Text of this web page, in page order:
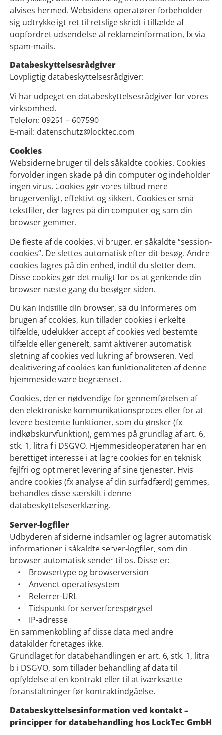
afvises hermed. Websidens operatører forbeholder
sig udtrykkeligt ret til retslige skridt i tilfælde af
uopfordret udsendelse af reklameinformation, fx via
spam-mails.
Databeskyttelsesrådgiver
Lovpligtig databeskyttelsesrådgiver:
Vi har udpeget en databeskyttelsesrådgiver for vores
virksomhed.
Telefon: 09261 – 607590
E-mail: datenschutz@locktec.com
Cookies
Websiderne bruger til dels såkaldte cookies. Cookies
forvolder ingen skade på din computer og indeholder
ingen virus. Cookies gør vores tilbud mere
brugervenligt, effektivt og sikkert. Cookies er små
tekstfiler, der lagres på din computer og som din
browser gemmer.
De fleste af de cookies, vi bruger, er såkaldte “session-
cookies”. De slettes automatisk efter dit besøg. Andre
cookies lagres på din enhed, indtil du sletter dem.
Disse cookies gør det muligt for os at genkende din
browser næste gang du besøger siden.
Du kan indstille din browser, så du informeres om
brugen af cookies, kun tillader cookies i enkelte
tilfælde, udelukker accept af cookies ved bestemte
tilfælde eller generelt, samt aktiverer automatisk
sletning af cookies ved lukning af browseren. Ved
deaktivering af cookies kan funktionaliteten af denne
hjemmeside være begrænset.
Cookies, der er nødvendige for gennemførelsen af
den elektroniske kommunikationsproces eller for at
levere bestemte funktioner, som du ønsker (fx
indkøbskurvfunktion), gemmes på grundlag af art. 6,
stk. 1, litra f i DSGVO. Hjemmesideoperatøren har en
berettiget interesse i at lagre cookies for en teknisk
fejlfri og optimeret levering af sine tjenester. Hvis
andre cookies (fx analyse af din surfadfærd) gemmes,
behandles disse særskilt i denne
databeskyttelseserklæring.
Server-logfiler
Udbyderen af siderne indsamler og lagrer automatisk
informationer i såkaldte server-logfiler, som din
browser automatisk sender til os. Disse er:
• Browsertype og browserversion
• Anvendt operativsystem
• Referrer-URL
• Tidspunkt for serverforespørgsel
• IP-adresse
En sammenkobling af disse data med andre
datakilder foretages ikke.
Grundlaget for databehandlingen er art. 6, stk. 1, litra
b i DSGVO, som tillader behandling af data til
opfyldelse af en kontrakt eller til at iværksætte
foranstaltninger før kontraktindgåelse.
Databeskyttelsesinformation ved kontakt –
principper for databehandling hos LockTec GmbH